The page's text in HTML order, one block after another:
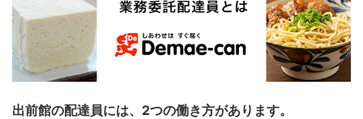
出前館の配達員には、2つの働き方があります。